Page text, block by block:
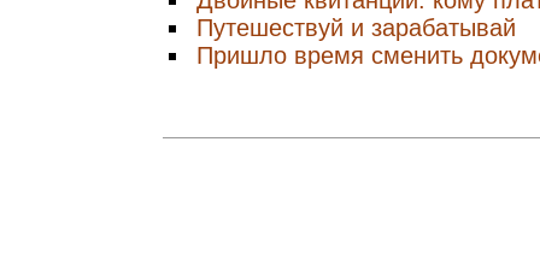
Путешествуй и зарабатывай
Пришло время сменить